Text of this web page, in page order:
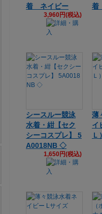
着 ネイビー
3,960円(税込)
着
シースルー競泳
水着・紺【セク
シーコスプレ】 5
A0018NB ◇
1,650円(税込)
薄
イ